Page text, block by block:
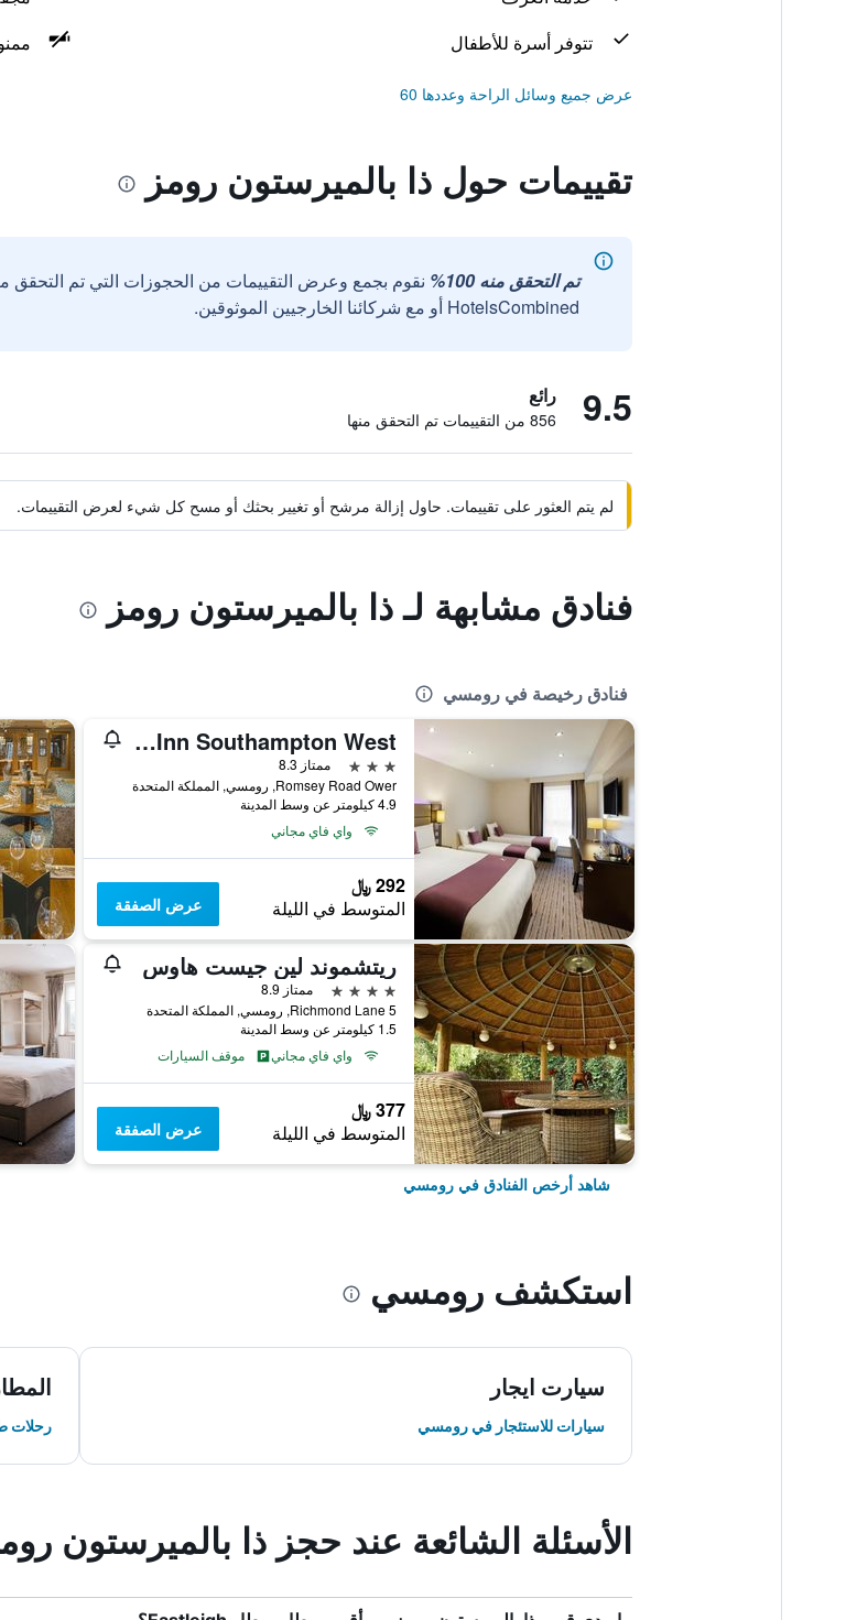
تتوفر أسرة للأطفال
عرض جميع وسائل الراحة وعددها 60
تقييمات حول ذا بالميرستون رومز
تم التحقق منه 100%
نقوم بجمع وعرض التقييمات من الحجوزات التي تم التحقق
HotelsCombined أو مع شركائنا الخارجيين الموثوقين.
9.5 رائع
856 من التقييمات تم التحقق منها
لم يتم العثور على تقييمات. حاول إزالة مرشح أو تغيير بحثك أو مسح كل شيء لعرض التقييمات.
فنادق مشابهة لـ ذا بالميرستون رومز
فنادق رخيصة في رومسي
Premier Inn Southampton West
3 نجوم
ممتاز 8.3
Romsey Road Ower, رومسي, المملكة المتحدة
4.9 كيلومتر عن وسط المدينة
واي فاي مجاني
292 ﷼
المتوسط في الليلة عرض الصفقة
ريتشموند لين جيست هاوس
4 نجوم
ممتاز 8.9
5 Richmond Lane, رومسي, المملكة المتحدة
1.5 كيلومتر عن وسط المدينة
واي فاي مجاني
موقف السيارات
377 ﷼
المتوسط في الليلة عرض الصفقة
شاهد أرخص الفنادق في رومسي
استكشف رومسي
سيارت ايجار
سيارات للاستئجار في رومسي رحلات
الأسئلة الشائعة عند حجز ذا بالميرستون